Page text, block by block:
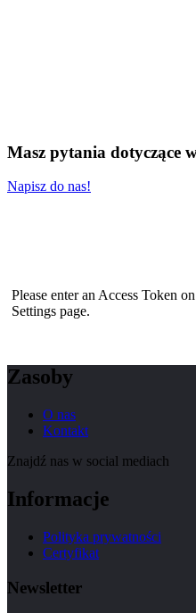
Masz pytania dotyczące
Napisz do nas!
Please enter an Access Token
Settings page.
Zasoby
O nas
Kontakt
Znajdź nas w social mediach
Informacje
Polityka prywatności
Certyfikat
Newsletter